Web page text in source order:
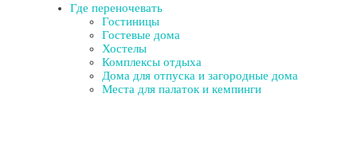
Где переночевать
Гостиницы
Гостевые дома
Хостелы
Комплексы отдыха
Дома для отпуска и загородные дома
Места для палаток и кемпинги